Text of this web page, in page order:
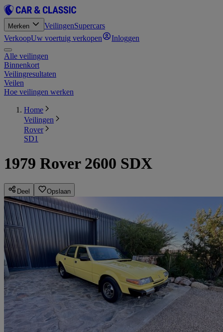
Merken VeilingenSupercars
VerkoopUw voertuig verkopen Inloggen
Alle veilingen
Binnenkort
Veilingresultaten
Veilen
Hoe veilingen werken
Home
Veilingen
Rover
SD1
1979 Rover 2600 SDX
Deel Opslaan